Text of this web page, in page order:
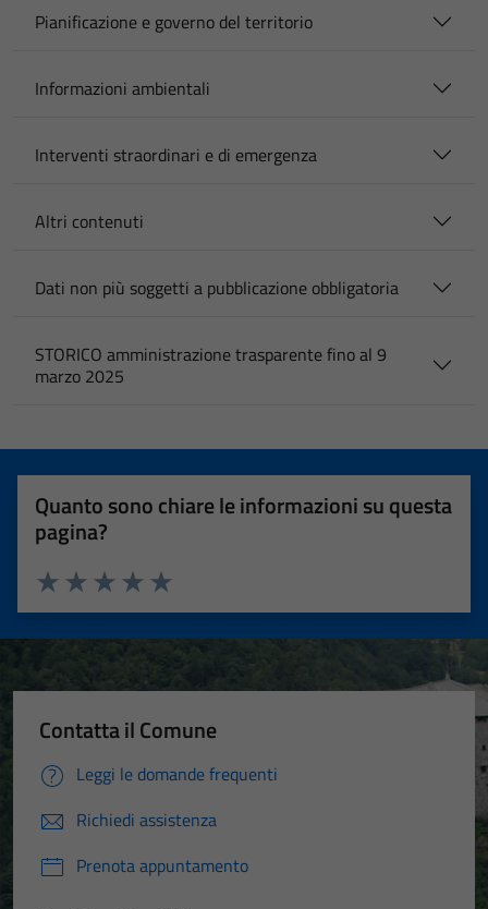
Pianificazione e governo del territorio
Informazioni ambientali
Interventi straordinari e di emergenza
Altri contenuti
Dati non più soggetti a pubblicazione obbligatoria
STORICO amministrazione trasparente fino al 9
marzo 2025
Quanto sono chiare le informazioni su questa
pagina?
Valuta 5 stelle su 5
Valuta 4 stelle su 5
Valuta 3 stelle su 5
Valuta 2 stelle su 5
Valuta 1 stelle su 5
Contatta il Comune
Leggi le domande frequenti
Richiedi assistenza
Prenota appuntamento